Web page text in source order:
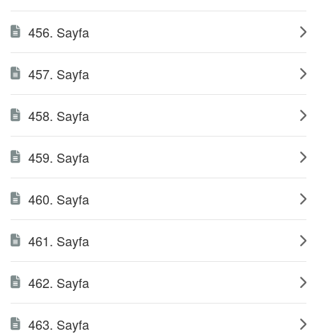
456. Sayfa
457. Sayfa
458. Sayfa
459. Sayfa
460. Sayfa
461. Sayfa
462. Sayfa
463. Sayfa